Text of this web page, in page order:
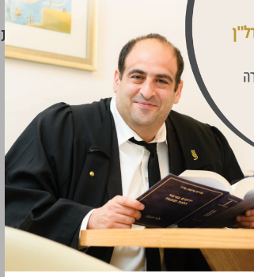
לעסק אמור לכלול גם
הנדרשים לשוכר בכדי לפתוח את
– האם מדובר בדמי
לפי הגבוה או לפי הנמוך
לצרכן או האם יש
גם התייחסות לדמי
את האופציה שניתנת לו,